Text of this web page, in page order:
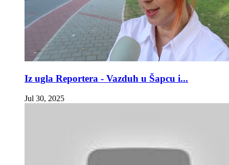
Iz ugla Reportera - Vazduh u Šapcu i...
Jul 30, 2025